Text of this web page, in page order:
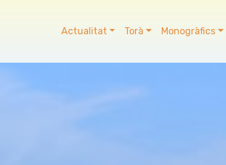
Actualitat Torà Monogràfics